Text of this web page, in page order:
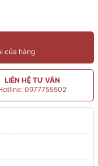
cửa hàng
LIÊN HỆ TƯ VẤN
0977755502